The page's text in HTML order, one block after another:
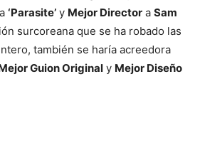
a ‘Parasite’ y Mejor Director a Sam
surcoreana que se ha robado las
también se haría acreedora
Guion Original y Mejor Diseño